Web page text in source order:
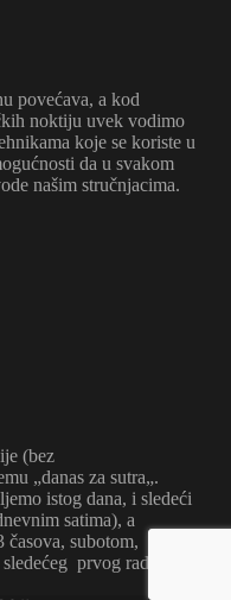
povećava, a kod
noktiju uvek vodimo
koje se koriste u
da u svakom
našim stručnjacima.
(bez
„danas za sutra„.
istog dana, i sledeći
satima), a
časova, subotom,
prvog radnog